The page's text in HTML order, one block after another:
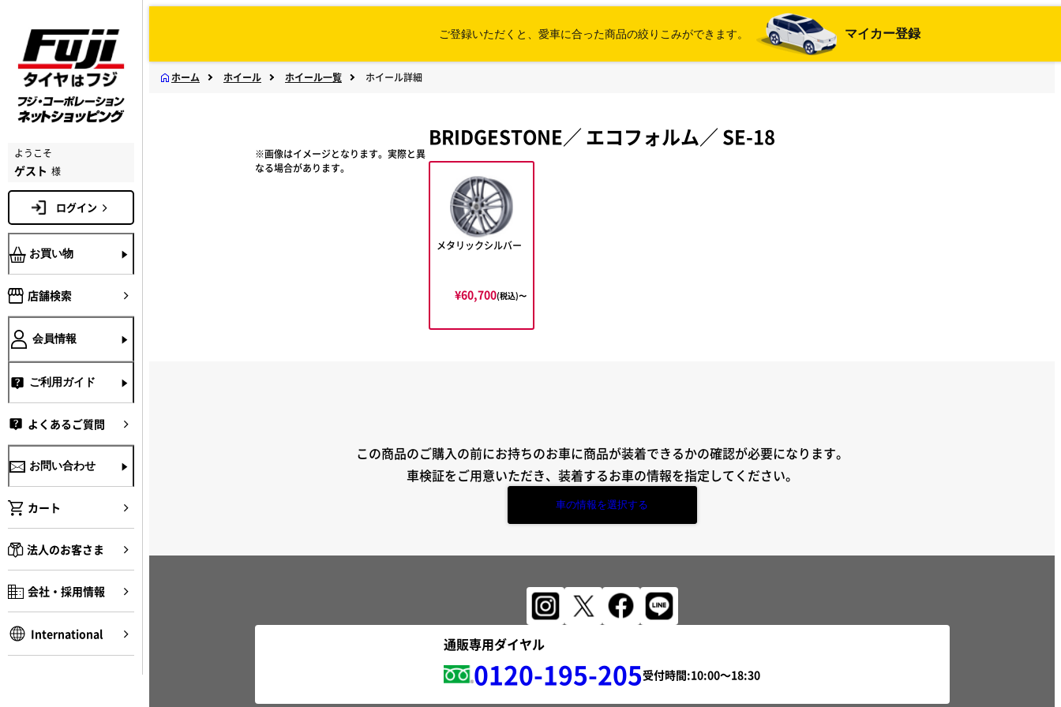
ようこそ
ゲスト 様
ログイン
お買い物
店舗検索
会員情報
ご利用ガイド
よくあるご質問
お問い合わせ
カート
法人のお客さま
会社・採用情報
International
ご登録いただくと、愛車に合った商品の絞りこみができます。 マイカー登録
ホーム ホイール ホイール一覧 ホイール詳細
※画像はイメージとなります。実際と異
なる場合があります。
BRIDGESTONE／エコフォルム／SE-18
メタリックシルバー
¥60,700(税込)〜
この商品のご購入の前にお持ちのお車に商品が装着できるかの確認が必要になります。
車検証をご用意いただき、装着するお車の情報を指定してください。
車の情報を選択する
通販専用ダイヤル
0120-195-205受付時間: